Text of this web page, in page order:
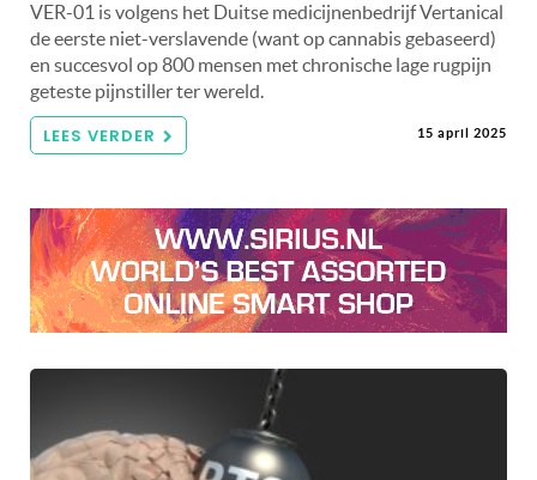
VER-01 is volgens het Duitse medicijnenbedrijf Vertanical
de eerste niet-verslavende (want op cannabis gebaseerd)
en succesvol op 800 mensen met chronische lage rugpijn
geteste pijnstiller ter wereld.
LEES VERDER 15 april 2025